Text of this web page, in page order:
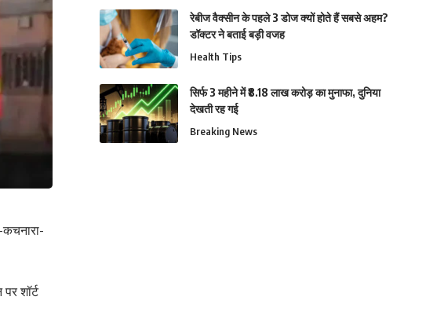
शॉर्ट
रेबीज वैक्सीन के पहले 3 डोज क्यों होते हैं सबसे अहम?
डॉक्टर ने बताई बड़ी वजह
Health Tips
सिर्फ 3 महीने में ₹8.18 लाख करोड़ का मुनाफा, दुनिया
देखती रह गई
Breaking News